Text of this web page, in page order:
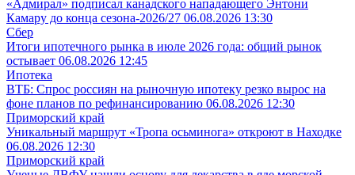
«Адмирал» подписал канадского нападающего Энтони
Камару до конца сезона-2026/27 06.08.2026 13:30
Сбер
Итоги ипотечного рынка в июле 2026 года: общий рынок
остывает 06.08.2026 12:45
Ипотека
ВТБ: Спрос россиян на рыночную ипотеку резко вырос на
фоне планов по рефинансированию 06.08.2026 12:30
Приморский край
Уникальный маршрут «Тропа осьминога» откроют в Находке
06.08.2026 12:30
Приморский край